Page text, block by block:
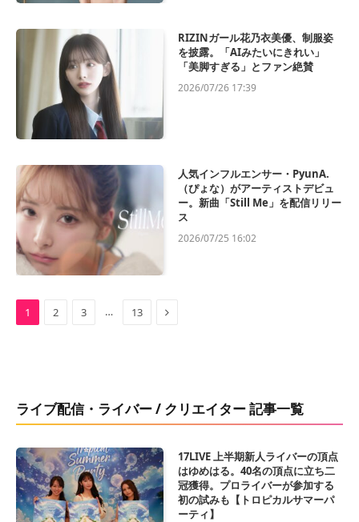
RIZINガール花乃衣美優、制服姿
を披露。「AIみたいにきれい」
「美脚すぎる」とファン絶賛
2026/07/26 17:39
人気インフルエンサー・PyunA.
（ぴょな）がアーティストデビュ
ー。新曲「Still Me」を配信リリー
ス
2026/07/25 16:02
1 2 3 … 13 Next
ライブ配信・ライバー / クリエイター 記事一覧
17LIVE 上半期新人ライバーの頂点
はゆめはる。40名の頂点に立ち二
冠獲得。プロライバーが参加する
初の試みも【トロピカルサマーパ
ーティ】